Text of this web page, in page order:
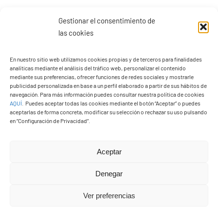
Gestionar el consentimiento de
las cookies
En nuestro sitio web utilizamos cookies propias y de terceros para finalidades
analíticas mediante el análisis del tráfico web, personalizar el contenido
mediante sus preferencias, ofrecer funciones de redes sociales y mostrarle
publicidad personalizada en base a un perfil elaborado a partir de sus hábitos de
navegación. Para más información puedes consultar nuestra política de cookies
AQUÍ
Puedes aceptar todas las cookies mediante el botón “Aceptar” o puedes
aceptarlas de forma concreta, modificar su selección o rechazar su uso pulsando
en “Configuración de Privacidad”.
Aceptar
Denegar
Ver preferencias